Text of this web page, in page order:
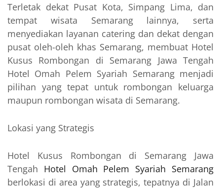
Terletak dekat Pusat Kota, Simpang Lima, dan
tempat wisata Semarang lainnya, serta
menyediakan layanan catering dan dekat dengan
pusat oleh-oleh khas Semarang, membuat Hotel
Kusus Rombongan di Semarang Jawa Tengah
Hotel Omah Pelem Syariah Semarang menjadi
pilihan yang tepat untuk rombongan keluarga
maupun rombongan wisata di Semarang.
Lokasi yang Strategis
Hotel Kusus Rombongan di Semarang Jawa
Tengah Hotel Omah Pelem Syariah Semarang
berlokasi di area yang strategis, tepatnya di Jalan